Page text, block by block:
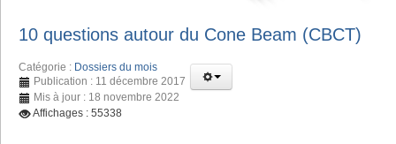
10 questions autour du Cone Beam (CBCT)
Catégorie : Dossiers du mois
Publication : 11 décembre 2017
Mis à jour : 18 novembre 2022
Affichages : 55338